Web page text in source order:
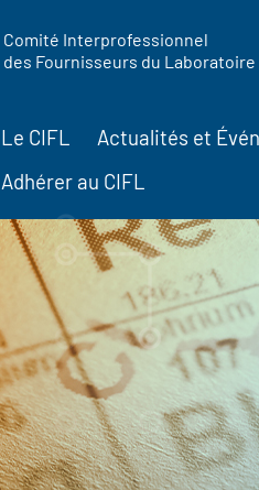
Comité Interprofessionnel
des Fournisseurs du Laboratoire
Le CIFL Actualités et
Adhérer au CIFL